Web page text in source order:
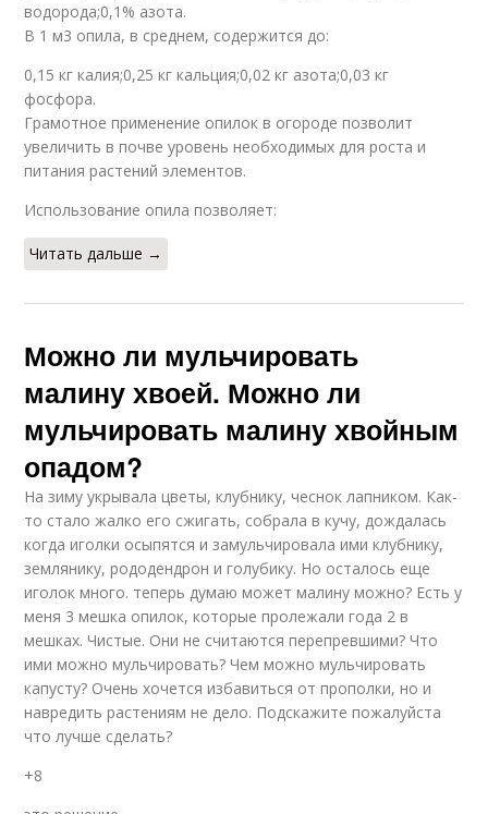
водорода;0,1% азота.
В 1 м3 опила, в среднем, содержится до:
0,15 кг калия;0,25 кг кальция;0,02 кг азота;0,03 кг
фосфора.
Грамотное применение опилок в огороде позволит
увеличить в почве уровень необходимых для роста и
питания растений элементов.
Использование опила позволяет:
Читать дальше →
Можно ли мульчировать
малину хвоей. Можно ли
мульчировать малину хвойным
опадом?
На зиму укрывала цветы, клубнику, чеснок лапником. Как-
то стало жалко его сжигать, собрала в кучу, дождалась
когда иголки осыпятся и замульчировала ими клубнику,
землянику, рододендрон и голубику. Но осталось еще
иголок много. теперь думаю может малину можно? Есть у
меня 3 мешка опилок, которые пролежали года 2 в
мешках. Чистые. Они не считаются перепревшими? Что
ими можно мульчировать? Чем можно мульчировать
капусту? Очень хочется избавиться от прополки, но и
навредить растениям не дело. Подскажите пожалуйста
что лучше сделать?
+8